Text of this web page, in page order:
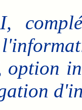
option